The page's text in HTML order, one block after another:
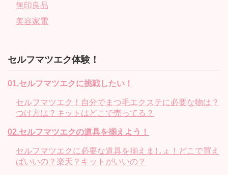
無印良品
美容家電
セルフマツエク体験！
01.セルフマツエクに挑戦したい！
セルフマツエク！自分でまつ毛エクステに必要な物は？
つけ方は？キットはどこで売ってる？
02.セルフマツエクの道具を揃えよう！
セルフマツエクに必要な道具を揃えましょ！どこで買え
ばいいの？楽天？キットがいいの？